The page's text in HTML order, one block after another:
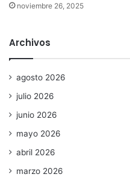
noviembre 26, 2025
Archivos
agosto 2026
julio 2026
junio 2026
mayo 2026
abril 2026
marzo 2026